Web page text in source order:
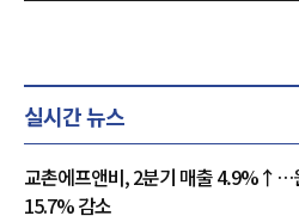
실시간 뉴스
교촌에프앤비, 2분기 매출 4.9%↑…
15.7% 감소